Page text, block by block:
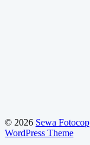
© 2026 Sewa
WordPress Theme